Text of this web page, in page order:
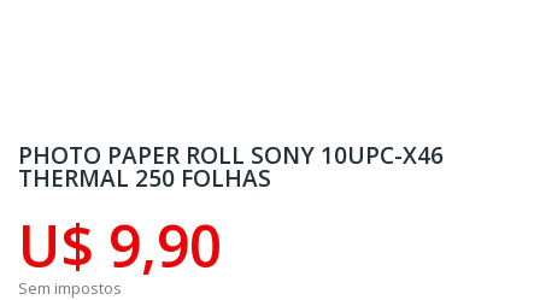
PHOTO PAPER ROLL SONY 10UPC-X46
THERMAL 250 FOLHAS
U$ 9,90
Sem impostos